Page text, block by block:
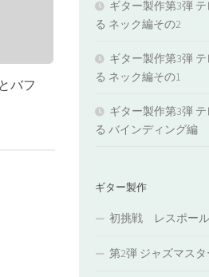
バフ
ギター製作第3弾
る ネック編その2
ギター製作第3弾
る ネック編その1
ギター製作第3弾
る バインディング編
ギター製作
初挑戦 レスポー
第2弾 ジャズマス